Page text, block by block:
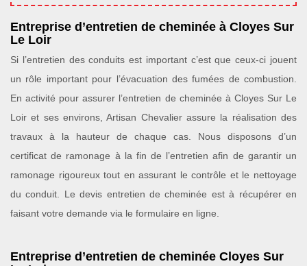
Entreprise d’entretien de cheminée à Cloyes Sur
Le Loir
Si l’entretien des conduits est important c’est que ceux-ci jouent
un rôle important pour l’évacuation des fumées de combustion.
En activité pour assurer l’entretien de cheminée à Cloyes Sur Le
Loir et ses environs, Artisan Chevalier assure la réalisation des
travaux à la hauteur de chaque cas. Nous disposons d’un
certificat de ramonage à la fin de l’entretien afin de garantir un
ramonage rigoureux tout en assurant le contrôle et le nettoyage
du conduit. Le devis entretien de cheminée est à récupérer en
faisant votre demande via le formulaire en ligne.
Entreprise d’entretien de cheminée Cloyes Sur